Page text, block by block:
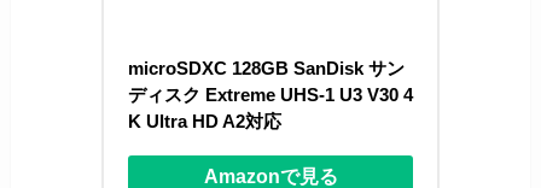
microSDXC 128GB SanDisk サン
ディスク Extreme UHS-1 U3 V30 4
K Ultra HD A2対応
Amazonで見る